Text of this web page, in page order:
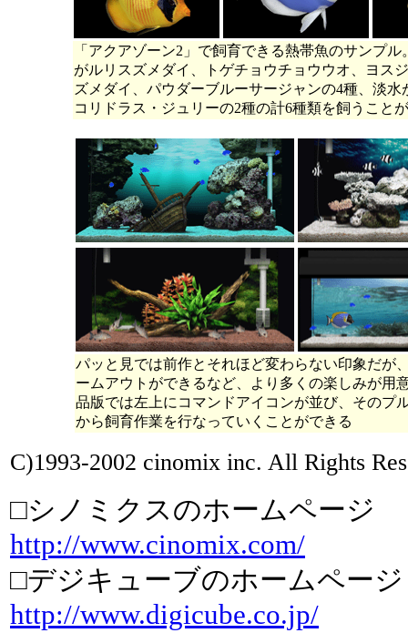
「アクアゾーン2」で飼育できる熱帯魚のサンプ
がルリスズメダイ、トゲチョウチョウウオ、ヨス
ズメダイ、パウダーブルーサージャンの4種、淡水
コリドラス・ジュリーの2種の計6種類を飼うこと
パッと見では前作とそれほど変わらない印象だが
ームアウトができるなど、より多くの楽しみが用
品版では左上にコマンドアイコンが並び、そのプ
から飼育作業を行なっていくことができる
C)1993-2002 cinomix inc. All Rights
□シノミクスのホームページ
http://www.cinomix.com/
□デジキューブのホームページ
http://www.digicube.co.jp/